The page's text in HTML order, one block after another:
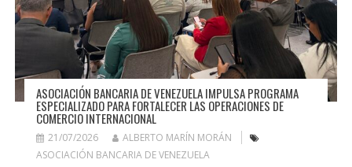
ASOCIACIÓN BANCARIA DE VENEZUELA IMPULSA PROGRAMA
ESPECIALIZADO PARA FORTALECER LAS OPERACIONES DE
COMERCIO INTERNACIONAL
21/07/2026
ALBERTO MARÍN MORÁN
ASOCIACIÓN BANCARIA DE VENEZUELA